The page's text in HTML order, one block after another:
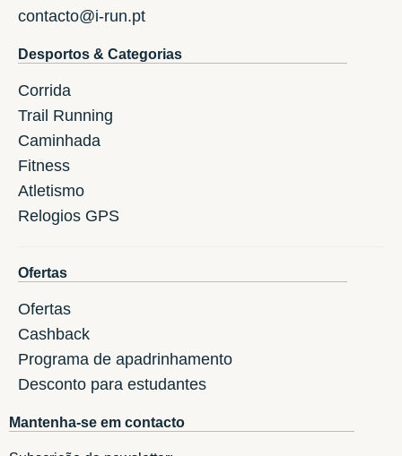
contacto@i-run.pt
Desportos & Categorias
Corrida
Trail Running
Caminhada
Fitness
Atletismo
Relogios GPS
Ofertas
Ofertas
Cashback
Programa de apadrinhamento
Desconto para estudantes
Mantenha-se em contacto